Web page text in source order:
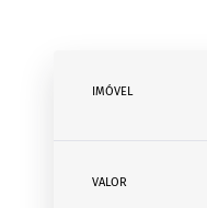
IMÓVEL
VALOR